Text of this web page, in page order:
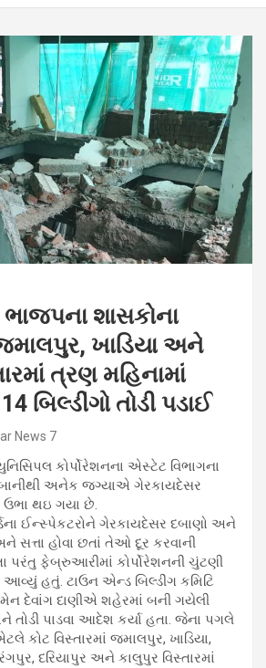
શાસકોના
ખાડિયા અને
ત્રણ મહિનામાં
બિલ્ડીંગો તોડી પડાઈ
News 7
કોર્પોરેશનના એસ્ટેટ વિભાગના
અનેક જગ્યાએ ગેરકાયદેસર
ઉભા થઇ ગયા છે.
ઈન્સ્પેકટરોને ગેરકાયદેસર દબાણો અને
સત્તા હોવા છતાં તેઓ દૂર કરવાની
પરંતુ ફેબ્રુઆરીમાં કોર્પોરેશનની ચુંટણી
હતું. ટાઉન એન્ડ બિલ્ડીંગ કમિટિ
દેવાંગ દાણીએ શહેરમાં બની ગયેલી
તોડી પાડવા આદેશ કર્યા હતા. જેના પગલે
કોટ વિસ્તારમાં જમાલપુર, ખાડિયા,
દરિયાપુર અને કાલુપુર વિસ્તારમાં